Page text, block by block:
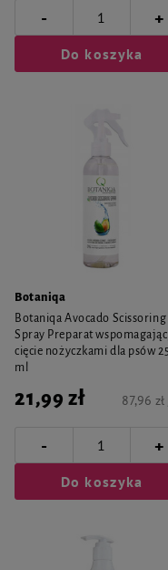
- +
Do koszyka
Botaniqa
Botaniqa Avocado Scissoring
Spray Preparat
cięcie nożyczkami dla psów
ml
21,99 zł 87,96
- +
Do koszyka